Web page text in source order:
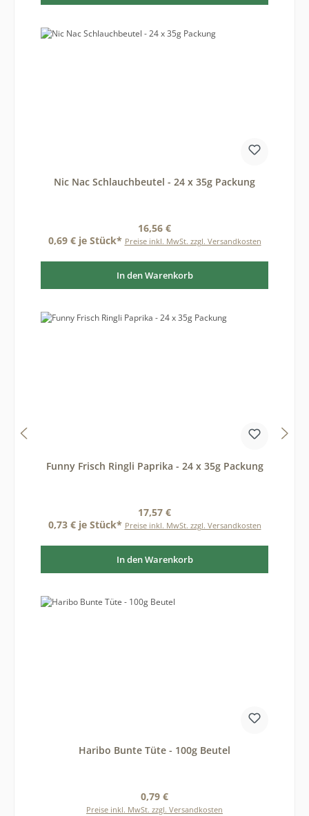
Nic Nac Schlauchbeutel - 24 x 35g Packung
Regulärer Preis:
16,56 €
0,69 € je Stück* Preise inkl. MwSt. zzgl. Versandkosten
In den Warenkorb
Funny Frisch Ringli Paprika - 24 x 35g Packung
Regulärer Preis:
17,57 €
0,73 € je Stück* Preise inkl. MwSt. zzgl. Versandkosten
In den Warenkorb
Haribo Bunte Tüte - 100g Beutel
Regulärer Preis:
0,79 €
Preise inkl. MwSt. zzgl. Versandkosten